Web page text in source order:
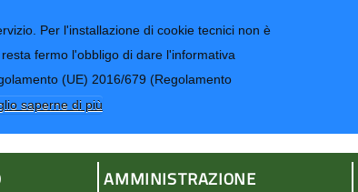
Per l'installazione di cookie tecnici non è
fermo l'obbligo di dare l'informativa
(UE) 2016/679 (Regolamento
saperne di più
AMMINISTRAZIONE